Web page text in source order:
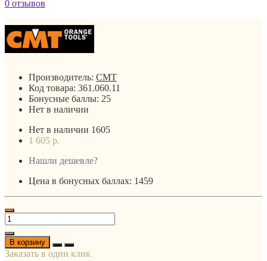
0 отзывов
Производитель: CMT
Код товара: 361.060.11
Бонусные баллы: 25
Нет в наличии
Нет в наличии 1605
1 605 р.
Нашли дешевле?
Цена в бонусных баллах: 1459
В корзину
Заказать в один клик